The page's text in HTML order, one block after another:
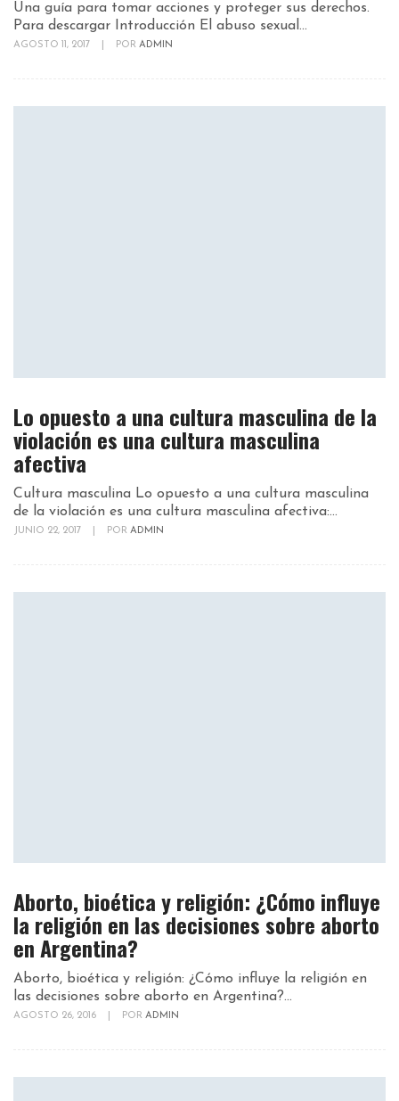
Una guía para tomar acciones y proteger sus derechos.
Para descargar Introducción El abuso sexual...
AGOSTO 11, 2017 POR ADMIN
Lo opuesto a una cultura masculina de la
violación es una cultura masculina
afectiva
Cultura masculina Lo opuesto a una cultura masculina
de la violación es una cultura masculina afectiva:...
JUNIO 22, 2017 POR ADMIN
Aborto, bioética y religión: ¿Cómo influye
la religión en las decisiones sobre aborto
en Argentina?
Aborto, bioética y religión: ¿Cómo influye la religión en
las decisiones sobre aborto en Argentina?...
AGOSTO 26, 2016 POR ADMIN